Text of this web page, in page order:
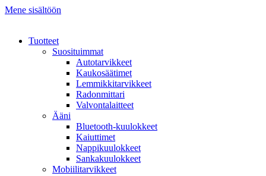
Mene sisältöön
Tuotteet
Suosituimmat
Autotarvikkeet
Kaukosäätimet
Lemmikkitarvikkeet
Radonmittari
Valvontalaitteet
Ääni
Bluetooth-kuulokkeet
Kaiuttimet
Nappikuulokkeet
Sankakuulokkeet
Mobiilitarvikkeet